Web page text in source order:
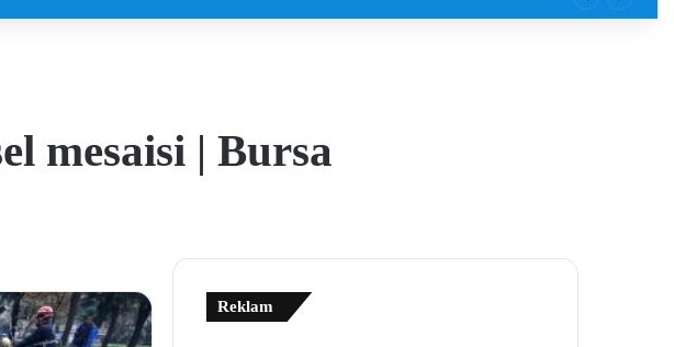
mesaisi | Bursa
Reklam